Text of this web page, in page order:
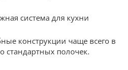
система для кухни
конструкции чаще всего в
стандартных полочек.